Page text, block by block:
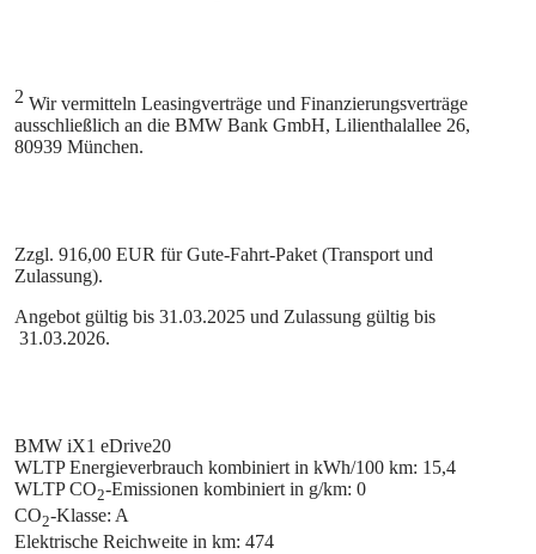
2 Wir vermitteln Leasingverträge und Finanzierungsverträge
ausschließlich an die BMW Bank GmbH, Lilienthalallee 26,
80939 München.
Zzgl. 916,00 EUR für Gute-Fahrt-Paket (Transport und
Zulassung).
Angebot gültig bis 31.03.2025 und Zulassung gültig bis
31.03.2026.
BMW iX1 eDrive20
WLTP Energieverbrauch kombiniert in kWh/100 km: 15,4
WLTP CO2-Emissionen kombiniert in g/km: 0
CO2-Klasse: A
Elektrische Reichweite in km: 474